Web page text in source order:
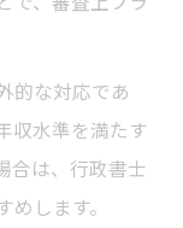
的な対応であ
収水準を満たす
合は、行政書士
します。